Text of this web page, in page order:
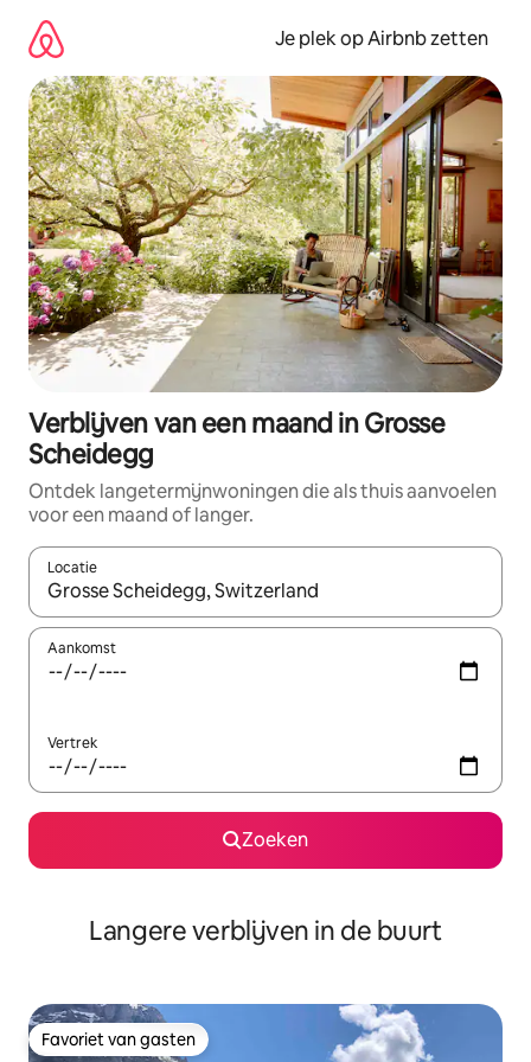
direct
naar
inhoud
Je plek op Airbnb zetten
Verblijven van een maand in Grosse
Scheidegg
Ontdek langetermijnwoningen die als thuis aanvoelen
voor een maand of langer.
Locatie
Wanneer er resultaten beschikbaar zijn, maak je een keuze
Aankomst
Vertrek
Zoeken
Langere verblijven in de buurt
Favoriet van gasten
Favoriet van gasten